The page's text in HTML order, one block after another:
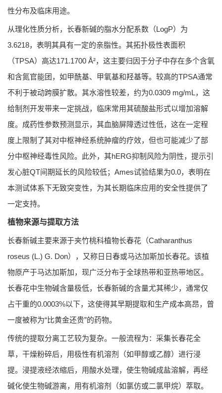
性分布及临床用途。
从理化性质分析，长春新碱的脂水分配系数（LogP）为
3.6218，表明其具有一定的亲脂性。其拓扑极性表面积
（TPSA）高达171.1700 Å²，这主要归因于分子中存在多个含氧
和含氮官能团，如甲酰基、甲氧基和羟基等。较高的TPSA通常
不利于被动跨膜扩散。其水溶性较差，约为0.0309 mg/mL，这
给制剂开发带来一定挑战，临床常用其硫酸盐形式以增加溶解
度。成药性参数预测显示，其血脑屏障透过性低，这在一定程
度上限制了其对中枢神经系统肿瘤的疗效，但也可能减少了部
分中枢神经毒性风险。此外，其hERG抑制风险为阴性，提示引
发心脏QT间期延长的风险较低；Ames试验结果为0.0，表明在
本测试体系下无致突变性，为其长期临床应用的安全性提供了
一定支持。
植物来源与提取方法
长春新碱主要来源于夹竹桃科植物长春花（Catharanthus
roseus (L.) G. Don），又称日日春或马达加斯加长春花。该植
物原产于马达加斯加，现广泛分布于全球热带和亚热带地区。
长春花中生物碱含量极低，长春新碱的含量尤其稀少，通常仅
占干重的0.0003%以下，这使得其早期提取和生产成本高昂，曾
一度被称为“比黄金还贵”的药物。
传统的提取分离工艺较为复杂。一般流程为：采集长春花全
草，干燥粉碎后，用极性有机溶剂（如甲醇或乙醇）进行浸
提。浸提液经浓缩后，用酸水处理，使生物碱成盐溶解，再经
碱化使生物碱游离，用有机溶剂（如氯仿或二氯甲烷）萃取。